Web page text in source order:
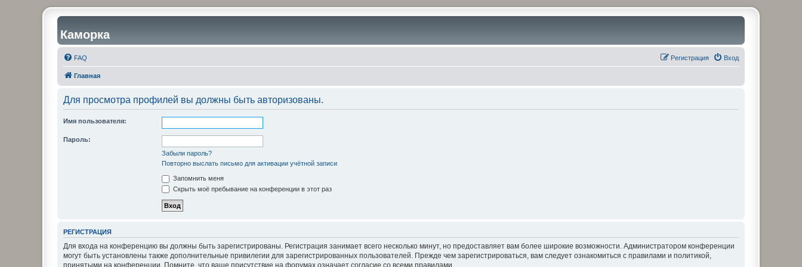
Каморка
FAQ Вход
Регистрация
Главная
Для просмотра профилей вы должны быть авторизованы.
Имя пользователя:
Пароль:
Забыли пароль?
Повторно выслать письмо для активации учётной записи
Запомнить меня
Скрыть моё пребывание на конференции в этот раз
РЕГИСТРАЦИЯ
Для входа на конференцию вы должны быть зарегистрированы. Регистрация занимает всего несколько минут, но предоставляет вам более широкие возможности. Администратором конференции
могут быть установлены также дополнительные привилегии для зарегистрированных пользователей. Прежде чем зарегистрироваться, вам следует ознакомиться с правилами и политикой,
принятыми на конференции. Помните, что ваше присутствие на форумах означает согласие со всеми правилами.